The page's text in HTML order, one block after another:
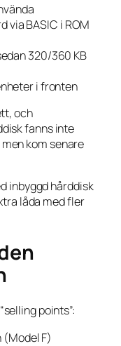
via BASIC i ROM
320/360 KB
i fronten
och
fanns inte
kom senare
inbyggd hårddisk
låda med fler
points”:
F)